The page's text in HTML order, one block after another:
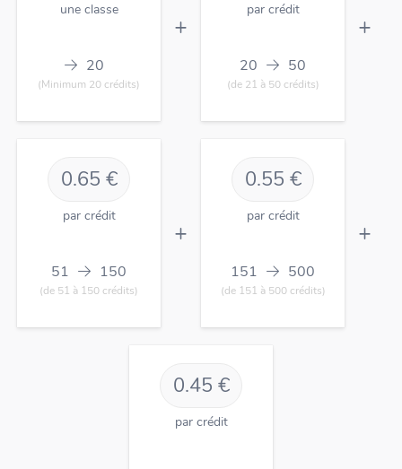
une classe
20
(Minimum 20 crédits)
+
par crédit
20 50
(de 21 à 50 crédits)
+
0.65 €
par crédit
51 150
(de 51 à 150 crédits)
+
0.55 €
par crédit
151 500
(de 151 à 500 crédits)
+
0.45 €
par crédit